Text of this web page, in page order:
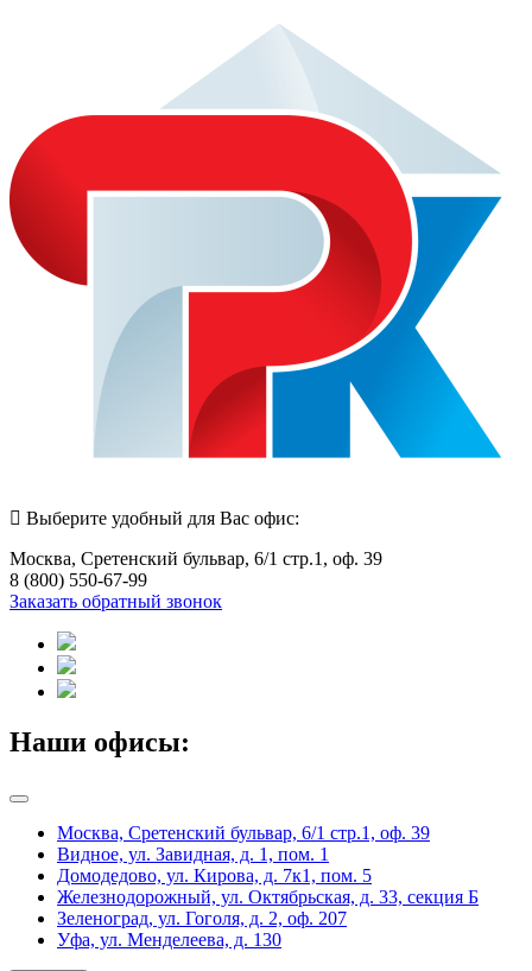
Выберите удобный для Вас офис:
Москва, Сретенский бульвар, 6/1 стр.1, оф. 39
8 (800) 550-67-99
Заказать обратный звонок
Наши офисы:
Москва, Сретенский бульвар, 6/1 стр.1, оф. 39
Видное, ул. Завидная, д. 1, пом. 1
Домодедово, ул. Кирова, д. 7к1, пом. 5
Железнодорожный, ул. Октябрьская, д. 33, секция Б
Зеленоград, ул. Гоголя, д. 2, оф. 207
Уфа, ул. Менделеева, д. 130